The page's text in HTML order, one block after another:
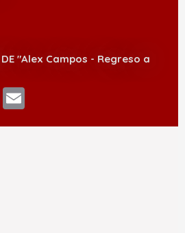
DE "Alex Campos - Regreso a
Facebook